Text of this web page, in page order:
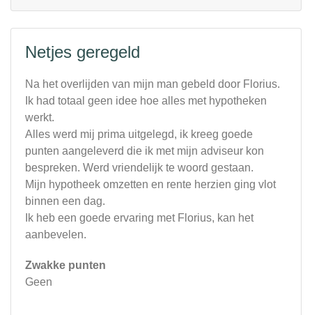
Netjes geregeld
Na het overlijden van mijn man gebeld door Florius.
Ik had totaal geen idee hoe alles met hypotheken
werkt.
Alles werd mij prima uitgelegd, ik kreeg goede
punten aangeleverd die ik met mijn adviseur kon
bespreken. Werd vriendelijk te woord gestaan.
Mijn hypotheek omzetten en rente herzien ging vlot
binnen een dag.
Ik heb een goede ervaring met Florius, kan het
aanbevelen.
Zwakke punten
Geen